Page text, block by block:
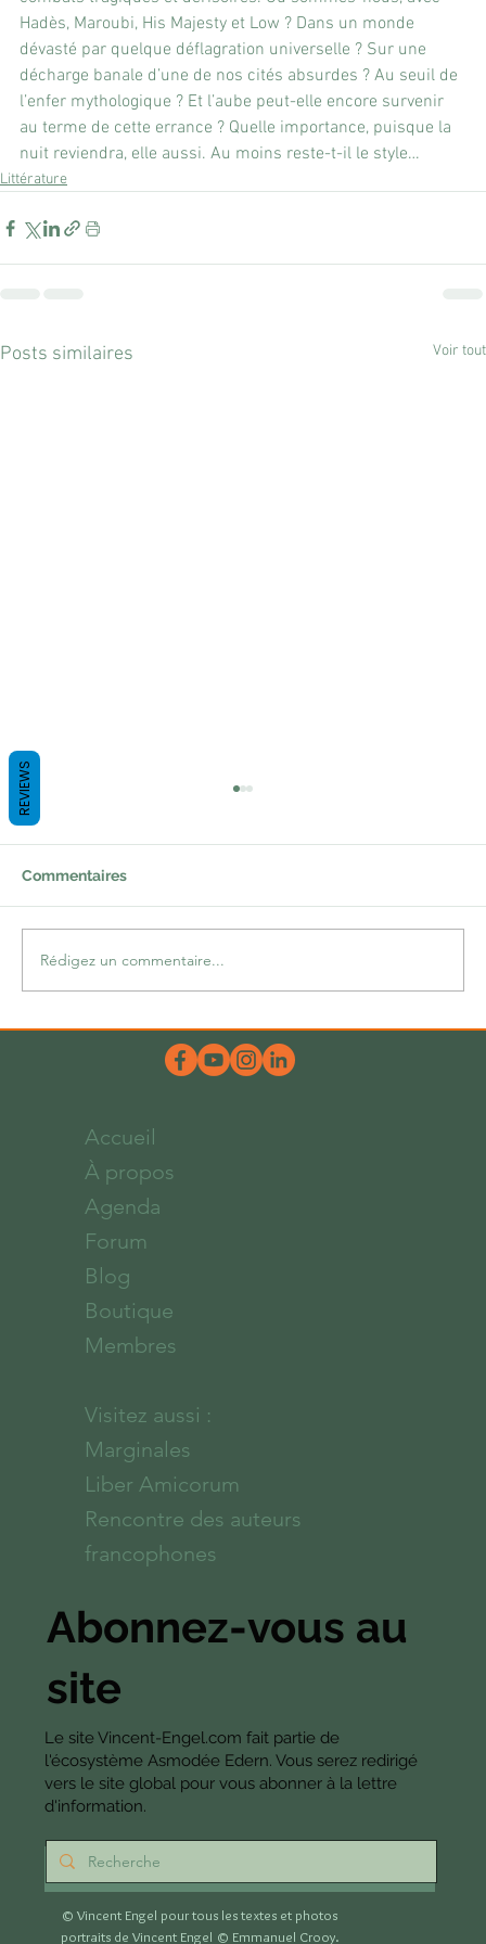
Hadès, Maroubi, His Majesty et Low ? Dans un monde
dévasté par quelque déflagration universelle ? Sur une
décharge banale d’une de nos cités absurdes ? Au seuil de
l’enfer mythologique ? Et l’aube peut-elle encore survenir
au terme de cette errance ? Quelle importance, puisque la
nuit reviendra, elle aussi. Au moins reste-t-il le style…
Littérature
Posts similaires Voir tout
Une belle dose d’hum-ours
Commentaires
Rédigez un commentaire...
© Vincent Engel pour tous les textes et photos
portraits de Vincent Engel © Emmanuel Crooy.
Abonnez-vous au
site
Le site Vincent-Engel.com fait partie de
l'écosystème Asmodée Edern. Vous serez redirigé
vers le site global pour vous abonner à la lettre
d'information.
Accueil
À propos
Agenda
Forum
Blog
Boutique
Membres
Visitez aussi :
Marginales
Liber Amicorum
Rencontre des auteurs
francophones
REVIEWS